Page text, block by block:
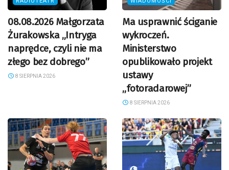
08.08.2026 Małgorzata
Żurakowska „Intryga
naprędce, czyli nie ma
złego bez dobrego”
8 SIERPNIA 2026
Ma usprawnić ściganie
wykroczeń.
Ministerstwo
opublikowało projekt
ustawy
„fotoradarowej”
8 SIERPNIA 2026